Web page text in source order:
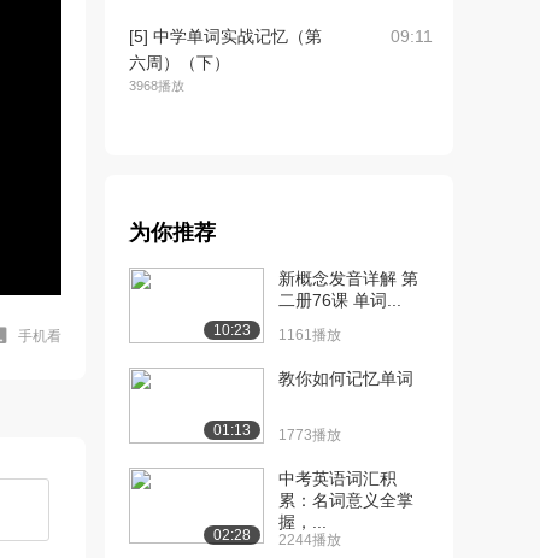
手机看
[5] 中学单词实战记忆（第
六周）（下）
3968播放
09:11
为你推荐
10:23
新概念发音详解 第
二册76课 单词...
1161播放
01:13
教你如何记忆单词
1773播放
02:28
中考英语词汇积
累：名词意义全掌
握，...
2244播放